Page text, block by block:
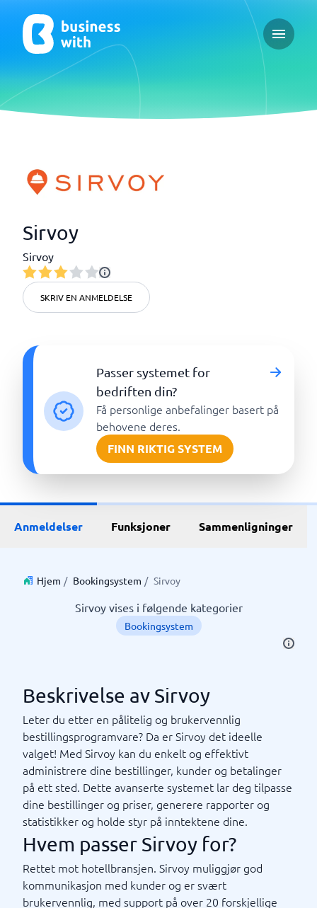
Open
Sirvoy
Sirvoy
SKRIV EN ANMELDELSE
Passer systemet for
bedriften din?
Få personlige anbefalinger basert på
behovene deres.
FINN RIKTIG SYSTEM
Anmeldelser Funksjoner Sammenligninger
Hjem / Bookingsystem / Sirvoy
Sirvoy vises i følgende kategorier
Bookingsystem
Beskrivelse av Sirvoy
Leter du etter en pålitelig og brukervennlig
bestillingsprogramvare? Da er Sirvoy det ideelle
valget! Med Sirvoy kan du enkelt og effektivt
administrere dine bestillinger, kunder og betalinger
på ett sted. Dette avanserte systemet lar deg tilpasse
dine bestillinger og priser, generere rapporter og
statistikker og holde styr på inntektene dine.
Hvem passer Sirvoy for?
Rettet mot hotellbransjen. Sirvoy muliggjør god
kommunikasjon med kunder og er svært
brukervennlig, med support på over 20 forskjellige